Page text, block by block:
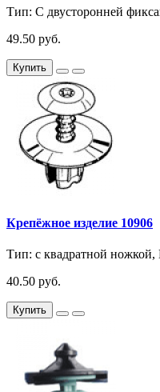
Тип: С двусторонней
49.50 руб.
Купить
Крепёжное изделие 10906
Тип: с квадратной ножкой,
40.50 руб.
Купить